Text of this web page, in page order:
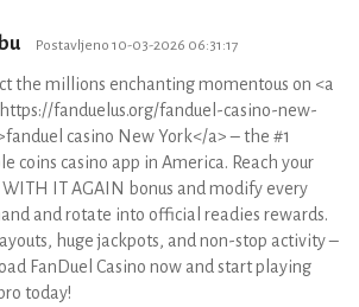
Postavljeno 10-03-2026 06:31:17
the millions enchanting momentous on <a
fanduelus.org/fanduel-casino-new-
casino New York</a> – the #1
coins casino app in America. Reach your
IT AGAIN bonus and modify every
and rotate into official readies rewards.
huge jackpots, and non-stop activity –
FanDuel Casino now and start playing
today!